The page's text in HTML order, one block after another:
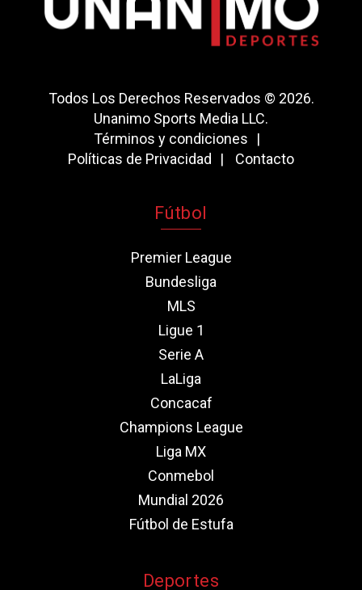
Todos Los Derechos Reservados © 2026.
Unanimo Sports Media LLC.
Términos y condiciones
Políticas de Privacidad
Contacto
Fútbol
Premier League
Bundesliga
MLS
Ligue 1
Serie A
LaLiga
Concacaf
Champions League
Liga MX
Conmebol
Mundial 2026
Fútbol de Estufa
Deportes